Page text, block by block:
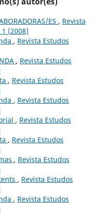
ES , Revista
(2008)
, Revista Estudos
, Revista Estudos
, Revista Estudos
, Revista Estudos
, Revista Estudos
, Revista Estudos
, Revista Estudos
, Revista Estudos
, Revista Estudos